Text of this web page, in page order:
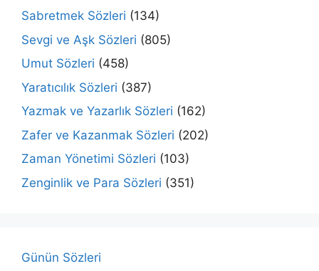
Sabretmek Sözleri (134)
Sevgi ve Aşk Sözleri (805)
Umut Sözleri (458)
Yaratıcılık Sözleri (387)
Yazmak ve Yazarlık Sözleri (162)
Zafer ve Kazanmak Sözleri (202)
Zaman Yönetimi Sözleri (103)
Zenginlik ve Para Sözleri (351)
Günün Sözleri